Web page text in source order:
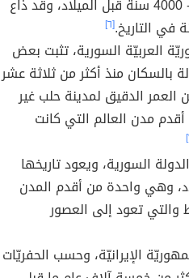
الحديث أي في حوالي 8000 - 4000 سنة قبل الميلاد، وقد ذاع
في التاريخ.[٦]
العربيّة السورية، تثبت بعض
بالسكان منذ أكثر من ثلاثة عشر
العمر الدقيق لمدينة حلب غير
مدن العالم التي كانت
السورية، ويعود تاريخها
وهي واحدة من أقدم المدن
تعود إلى العصور
الإيرانيّة، وحسب الحفريّات